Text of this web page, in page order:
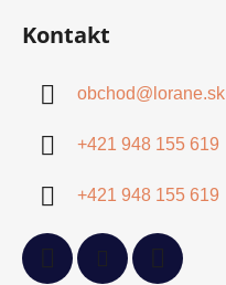
Kontakt
obchod@ lorane.sk
+421 948 155 619
+421 948 155 619